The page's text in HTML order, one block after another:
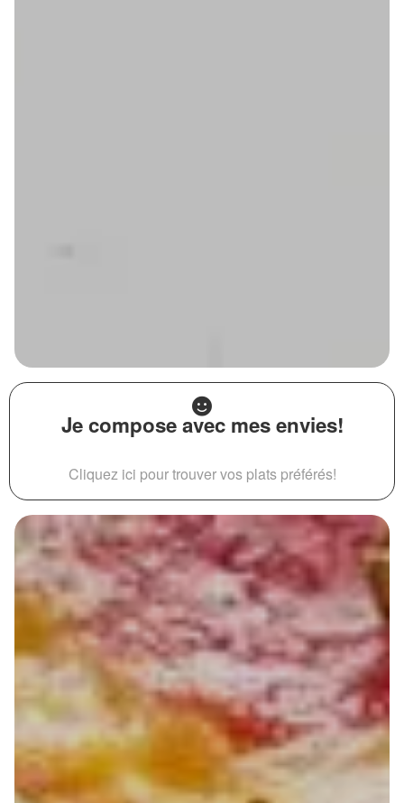
Je compose avec mes envies!
Cliquez ici pour trouver vos plats préférés!